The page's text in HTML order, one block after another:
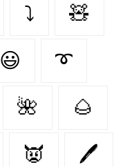
⤵ 🧸
😃 ➰
🌺 🌰
👿 🖊